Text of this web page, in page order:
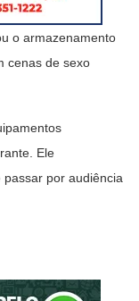
o armazenamento
cenas de sexo
Ele
por audiência